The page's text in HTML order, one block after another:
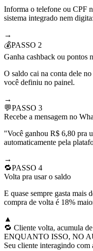
Informa o telefone ou CPF
sistema integrado nem
→
💰PASSO 2
Ganha cashback ou pontos
O saldo cai na conta dele
você definiu no painel.
→
💬PASSO 3
Recebe a mensagem no
"Você ganhou R$ 6,80 pra
automaticamente pela
→
🔁PASSO 4
Volta pra usar o saldo
E quase sempre gasta mais
compra de volta é 18%
▲
🔁 Cliente volta, acumula
ENQUANTO ISSO, NO
Seu cliente interagindo com